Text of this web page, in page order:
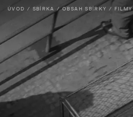
ÚVOD SBÍRKA OBSAH SBÍRKY FILMY